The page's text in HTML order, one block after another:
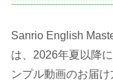
Sanrio English
は、2026年夏以降
ンプル動画のお届